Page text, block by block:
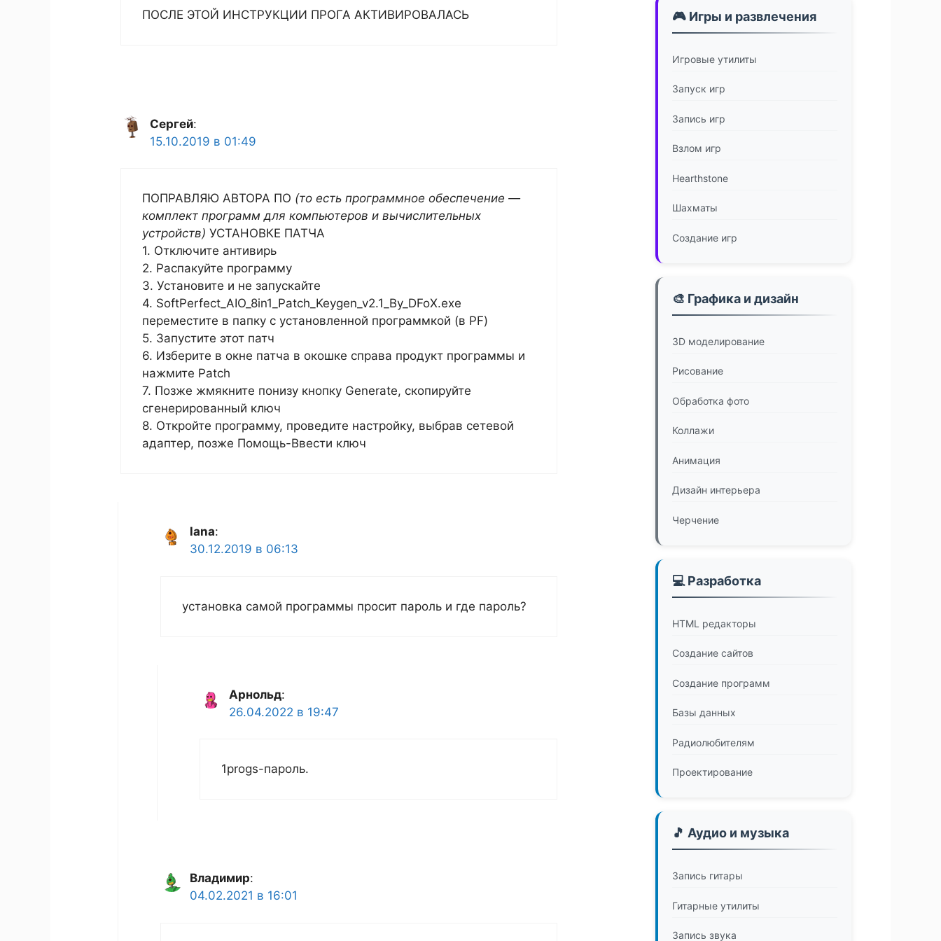
ПОСЛЕ ЭТОЙ ИНСТРУКЦИИ ПРОГА АКТИВИРОВАЛАСЬ
Сергей:
15.10.2019 в 01:49
ПОПРАВЛЯЮ АВТОРА ПО (то есть программное обеспечение —
комплект программ для компьютеров и вычислительных
устройств) УСТАНОВКЕ ПАТЧА
1. Отключите антивирь
2. Распакуйте программу
3. Установите и не запускайте
4. SoftPerfect_AIO_8in1_Patch_Keygen_v2.1_By_DFoX.exe
переместите в папку с установленной программкой (в PF)
5. Запустите этот патч
6. Изберите в окне патча в окошке справа продукт программы и
нажмите Patch
7. Позже жмякните понизу кнопку Generate, скопируйте
сгенерированный ключ
8. Откройте программу, проведите настройку, выбрав сетевой
адаптер, позже Помощь-Ввести ключ
lana:
30.12.2019 в 06:13
установка самой программы просит пароль и где пароль?
Арнольд:
26.04.2022 в 19:47
1progs-пароль.
Владимир:
04.02.2021 в 16:01
🎮 Игры и развлечения
Игровые утилиты
Запуск игр
Запись игр
Взлом игр
Hearthstone
Шахматы
Создание игр
🎨 Графика и дизайн
3D моделирование
Рисование
Обработка фото
Коллажи
Анимация
Дизайн интерьера
Черчение
💻 Разработка
HTML редакторы
Создание сайтов
Создание программ
Базы данных
Радиолюбителям
Проектирование
🎵 Аудио и музыка
Запись гитары
Гитарные утилиты
Запись звука